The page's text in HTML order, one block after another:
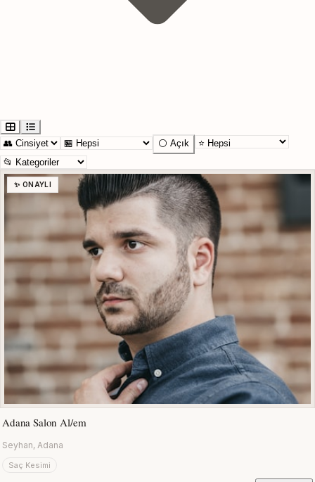
⚪ Açık
✨ ONAYLI
Adana Salon Al/em
Seyhan, Adana
Saç Kesimi